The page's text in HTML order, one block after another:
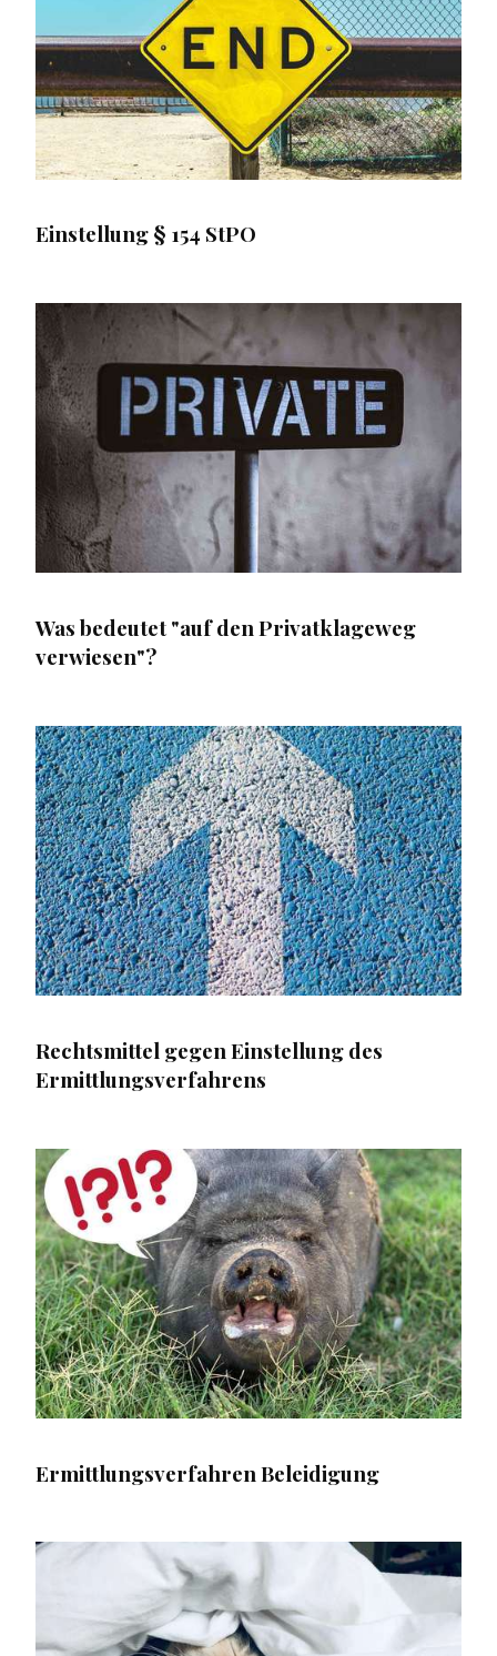
Einstellung § 154 StPO
Was bedeutet "auf den Privatklageweg
verwiesen"?
Rechtsmittel gegen Einstellung des
Ermittlungsverfahrens
Ermittlungsverfahren Beleidigung